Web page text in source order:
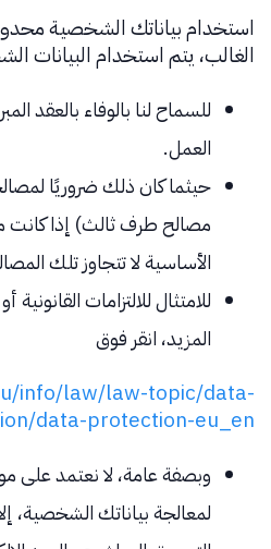
استخدام بياناتك الشخصية
الغالب، يتم استخدام البيانات
للسماح لنا بالوفاء بالعقد
العمل.
حيثما كان ذلك ضروريًا
مصالح طرف ثالث) إذا
الأساسية لا تتجاوز تلك
للامتثال للالتزامات
المزيد، انقر فوق
info/law/law-topic/data-
data-protection-eu_en
وبصفة عامة، لا نعتمد على
لمعالجة بياناتك الشخصية،